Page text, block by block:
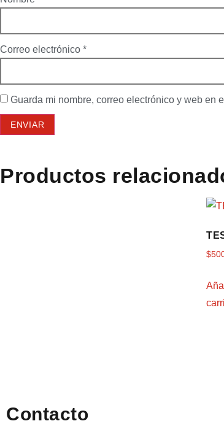
Correo electrónico *
Guarda mi nombre, correo electrónico y web en
Productos
$
Contacto